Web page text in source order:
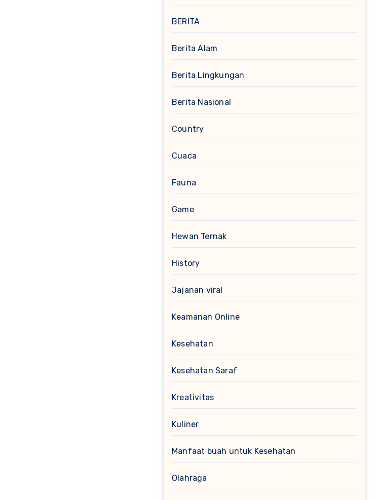
BERITA
Berita Alam
Berita Lingkungan
Berita Nasional
Country
Cuaca
Fauna
Game
Hewan Ternak
History
Jajanan viral
Keamanan Online
Kesehatan
Kesehatan Saraf
Kreativitas
Kuliner
Manfaat buah untuk Kesehatan
Olahraga